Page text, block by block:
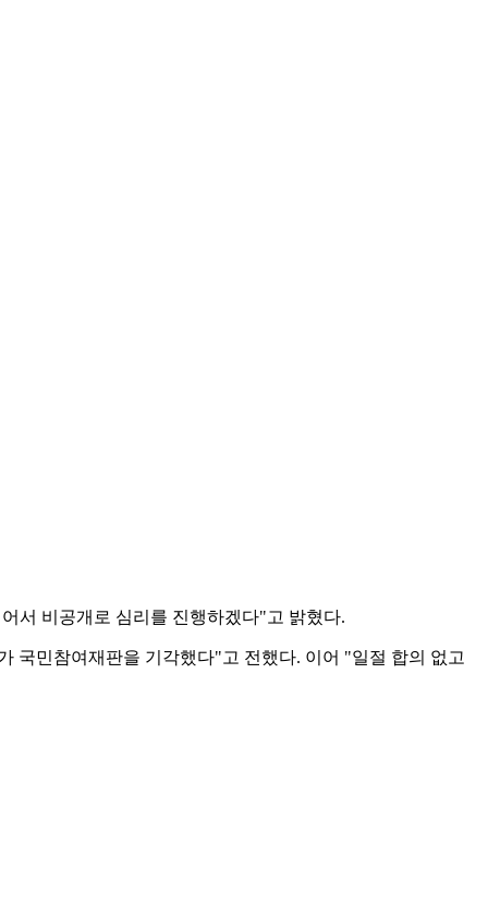
서 비공개로 심리를 진행하겠다"고 밝혔다.
국민참여재판을 기각했다"고 전했다. 이어 "일절 합의 없고